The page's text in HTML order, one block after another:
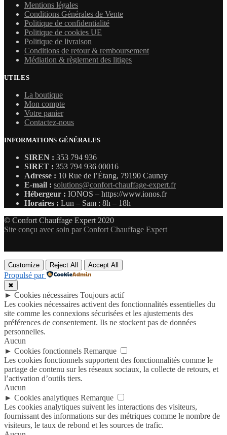
Mentions légales
Conditions Générales de Vente
Politique de confidentialité
Politique de cookies UE
Politique de livraison
Conditions de retour & remboursement
Médiation & règlement des litiges
UTILES
La boutique
Mon compte
Votre panier
Contactez-nous
INFORMATIONS GÉNÉRALES
SIREN : 353 794 936
SIRET : 353 794 936 00016
Adresse : 10 Rue de l’Étang, 79190 Caunay
E-mail : solutions@confort-chauffage-expert.fr
Hébergeur : IONOS – https://www.ionos.fr
Horaires : Lun – Sam : 8h – 18h
© Confort Chauffage Expert 2020
Site conçu avec soin par Confort Chauffage Expert
Customize Reject All Accept All
Propulsé par
✖
► Cookies nécessaires Toujours actif
Les cookies nécessaires activent des fonctionnalités essentielles du
site comme les connexions sécurisées et les ajustements des
préférences de consentement. Ils ne stockent pas de données
personnelles.
Aucun
► Cookies fonctionnels Remarque
Les cookies fonctionnels supportent des fonctionnalités comme le
partage de contenu sur les réseaux sociaux, la collecte de retours, et
l’activation d’outils tiers.
Aucun
► Cookies analytiques Remarque
Les cookies analytiques suivent les interactions des visiteurs,
fournissant des informations sur des métriques comme le nombre de
visiteurs, le taux de rebond et les sources de trafic.